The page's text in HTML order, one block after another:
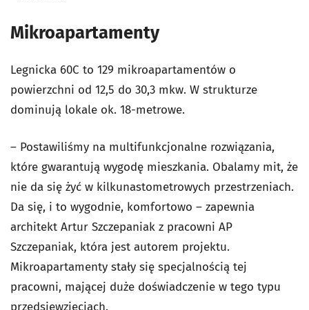
Mikroapartamenty
Legnicka 60C to 129 mikroapartamentów o
powierzchni od 12,5 do 30,3 mkw. W strukturze
dominują lokale ok. 18-metrowe.
– Postawiliśmy na multifunkcjonalne rozwiązania,
które gwarantują wygodę mieszkania. Obalamy mit, że
nie da się żyć w kilkunastometrowych przestrzeniach.
Da się, i to wygodnie, komfortowo – zapewnia
architekt Artur Szczepaniak z pracowni AP
Szczepaniak, która jest autorem projektu.
Mikroapartamenty stały się specjalnością tej
pracowni, mającej duże doświadczenie w tego typu
przedsięwzięciach.